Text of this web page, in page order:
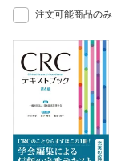
注文可能商品のみ